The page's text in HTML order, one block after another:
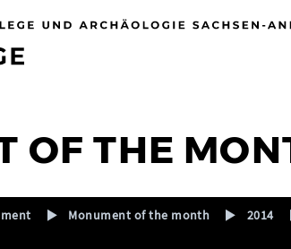
OF THE
Monument of the month 2014